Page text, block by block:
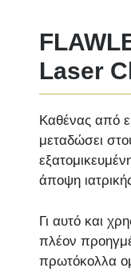
Laser
Καθένας από
μεταδώσει
άποψη
Γι αυτό και
πλέον
πρωτόκολλα